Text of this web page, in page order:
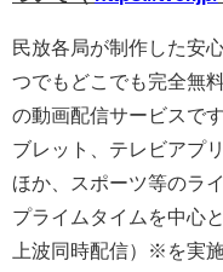
民放各局が制作した安
つでもどこでも完全無
の動画配信サービスで
ブレット、テレビアプ
ほか、スポーツ等のラ
プライムタイムを中心
上波同時配信）※を実